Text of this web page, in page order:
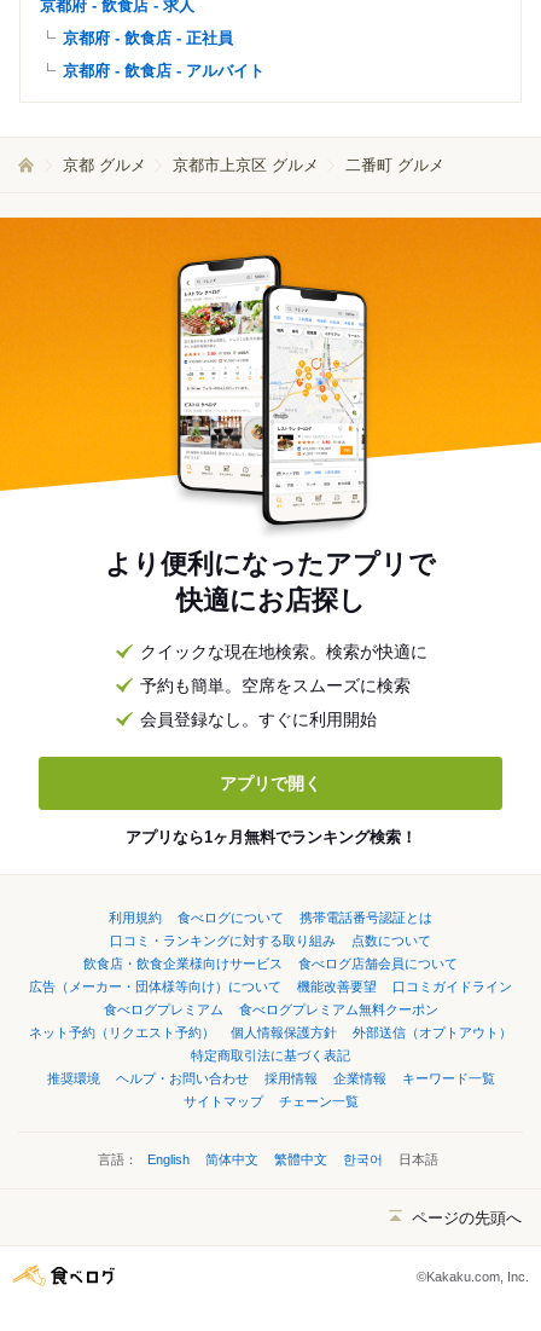
京都府 - 飲食店 - 求人
京都府 - 飲食店 - 正社員
京都府 - 飲食店 - アルバイト
京都 グルメ 京都市上京区 グルメ 二番町 グルメ
より便利になったアプリで
快適にお店探し
クイックな現在地検索。検索が快適に
予約も簡単。空席をスムーズに検索
会員登録なし。すぐに利用開始
アプリで開く
アプリなら1ヶ月無料でランキング検索！
利用規約 食べログについて
携帯電話番号認証とは
口コミ・ランキングに対する取り組み
点数について
飲食店・飲食企業様向けサービス
食べログ店舗会員について
広告（メーカー・団体様等向け）について
機能改善要望
口コミガイドライン
食べログプレミアム
食べログプレミアム無料クーポン
ネット予約（リクエスト予約）
個人情報保護方針
外部送信（オプトアウト）
特定商取引法に基づく表記
推奨環境
ヘルプ・お問い合わせ 採用情報 企業情報
キーワード一覧
サイトマップ
チェーン一覧
言語： English 简体中文 繁體中文 한국어 日本語
ページの先頭へ
©Kakaku.com, Inc.